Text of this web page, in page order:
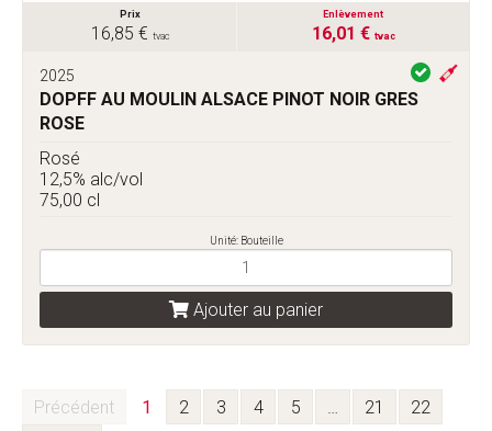
Prix
16,85 € tvac
Enlèvement
16,01 € tvac
2025
DOPFF AU MOULIN ALSACE PINOT NOIR GRES
ROSE
Rosé
12,5% alc/vol
75,00 cl
Unité: Bouteille
Ajouter au panier
Précédent 1 2 3 4 5 … 21
22